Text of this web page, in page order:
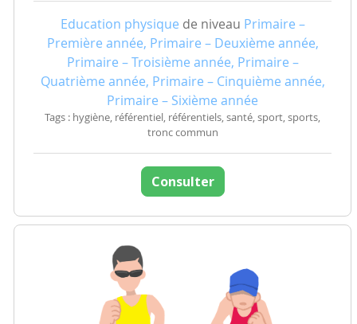
Education physique de niveau Primaire –
Première année, Primaire – Deuxième année,
Primaire – Troisième année, Primaire –
Quatrième année, Primaire – Cinquième année,
Primaire – Sixième année
Tags : hygiène, référentiel, référentiels, santé, sport, sports,
tronc commun
Consulter